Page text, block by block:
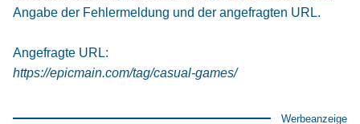
Angabe der Fehlermeldung und der angefragten URL.
Angefragte URL:
https://epicmain.com/tag/casual-games/
Werbeanzeige